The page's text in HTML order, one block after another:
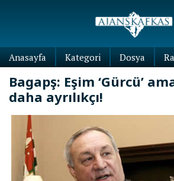
Anasayfa Kategori Dosya
Bagapş: Eşim ‘Gürcü’
daha ayrılıkçı!